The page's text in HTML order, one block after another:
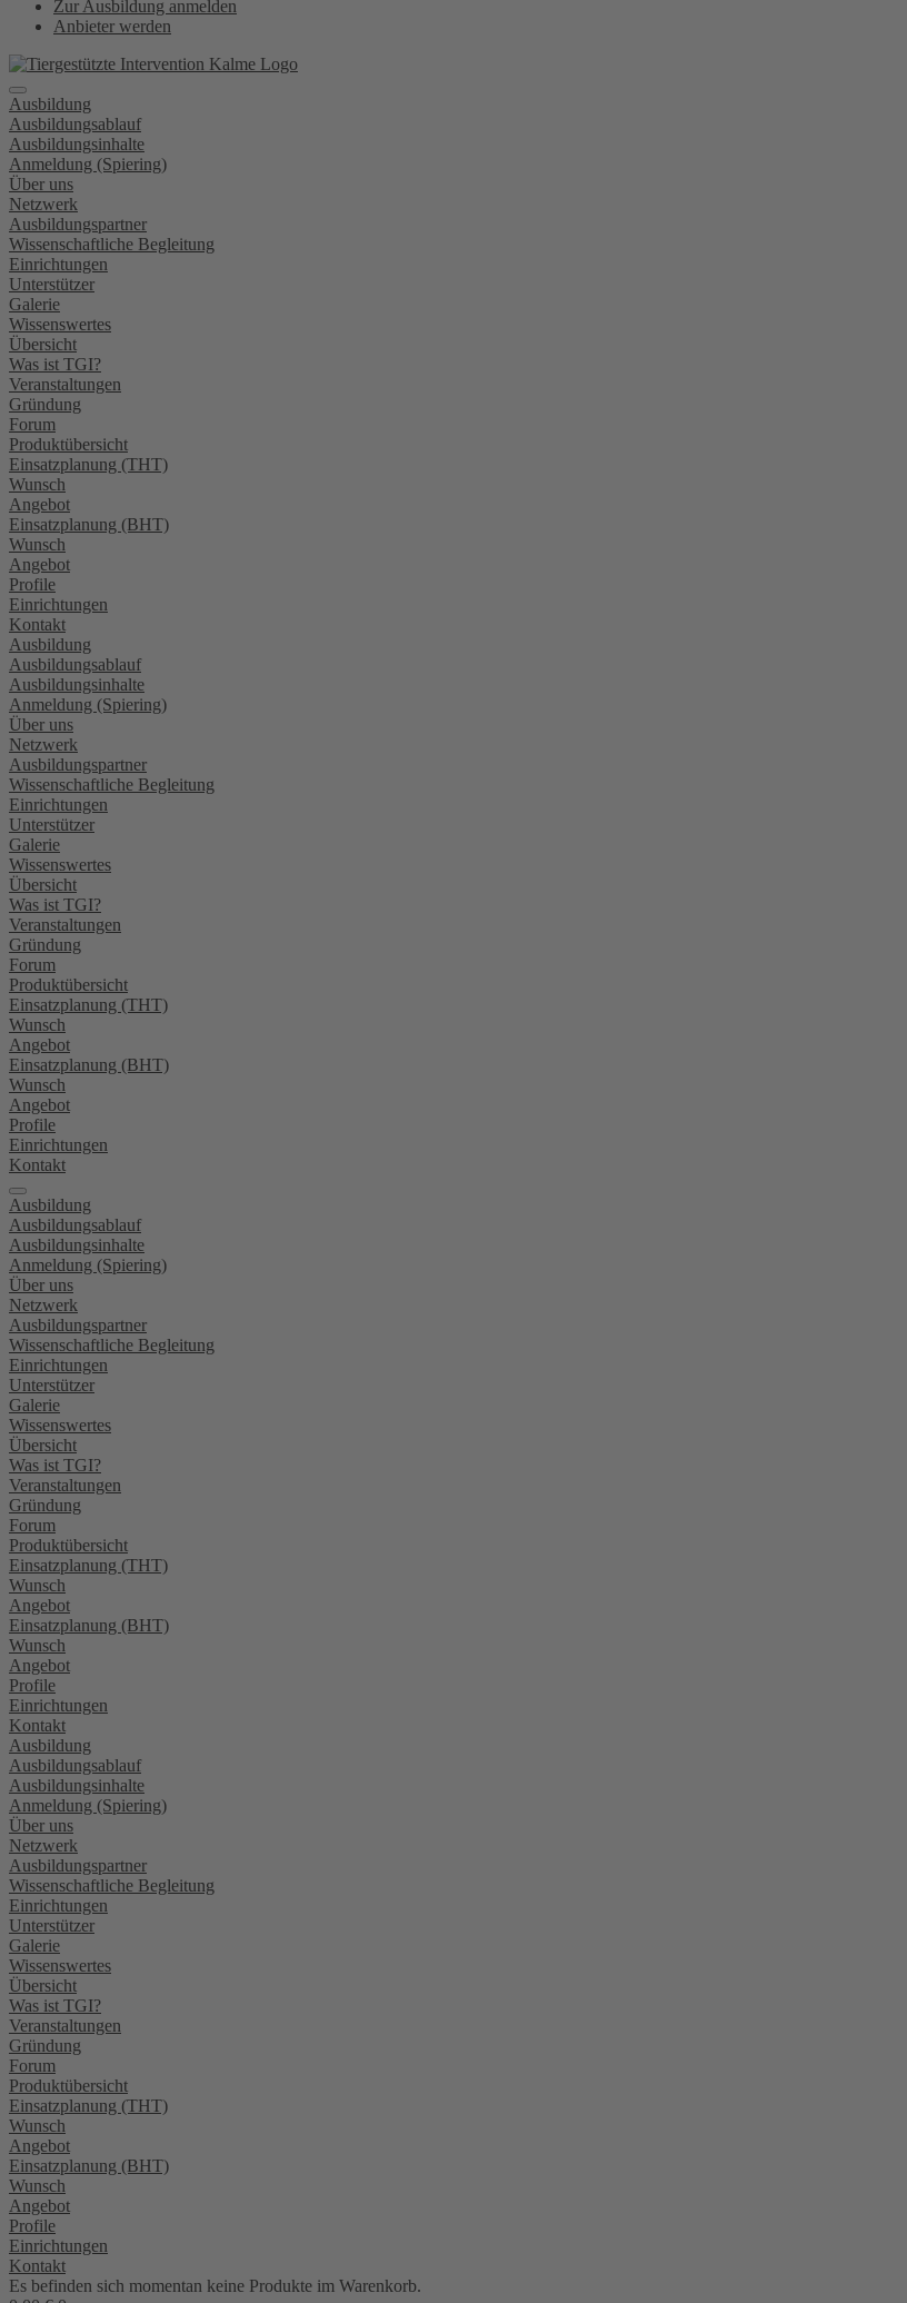
Zur Ausbildung anmelden
Anbieter werden
Ausbildung
Ausbildungsablauf
Ausbildungsinhalte
Anmeldung (Spiering)
Über uns
Netzwerk
Ausbildungspartner
Wissenschaftliche Begleitung
Einrichtungen
Unterstützer
Galerie
Wissenswertes
Übersicht
Was ist TGI?
Veranstaltungen
Gründung
Forum
Produktübersicht
Einsatzplanung (THT)
Wunsch
Angebot
Einsatzplanung (BHT)
Wunsch
Angebot
Profile
Einrichtungen
Kontakt
Ausbildung
Ausbildungsablauf
Ausbildungsinhalte
Anmeldung (Spiering)
Über uns
Netzwerk
Ausbildungspartner
Wissenschaftliche Begleitung
Einrichtungen
Unterstützer
Galerie
Wissenswertes
Übersicht
Was ist TGI?
Veranstaltungen
Gründung
Forum
Produktübersicht
Einsatzplanung (THT)
Wunsch
Angebot
Einsatzplanung (BHT)
Wunsch
Angebot
Profile
Einrichtungen
Kontakt
Ausbildung
Ausbildungsablauf
Ausbildungsinhalte
Anmeldung (Spiering)
Über uns
Netzwerk
Ausbildungspartner
Wissenschaftliche Begleitung
Einrichtungen
Unterstützer
Galerie
Wissenswertes
Übersicht
Was ist TGI?
Veranstaltungen
Gründung
Forum
Produktübersicht
Einsatzplanung (THT)
Wunsch
Angebot
Einsatzplanung (BHT)
Wunsch
Angebot
Profile
Einrichtungen
Kontakt
Ausbildung
Ausbildungsablauf
Ausbildungsinhalte
Anmeldung (Spiering)
Über uns
Netzwerk
Ausbildungspartner
Wissenschaftliche Begleitung
Einrichtungen
Unterstützer
Galerie
Wissenswertes
Übersicht
Was ist TGI?
Veranstaltungen
Gründung
Forum
Produktübersicht
Einsatzplanung (THT)
Wunsch
Angebot
Einsatzplanung (BHT)
Wunsch
Angebot
Profile
Einrichtungen
Kontakt
Es befinden sich momentan keine Produkte im Warenkorb.